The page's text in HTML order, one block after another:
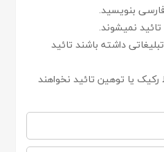
بنویسید.
نمیشوند.
داشته باشند تائید
رکیک یا توهین تائید نخواهند